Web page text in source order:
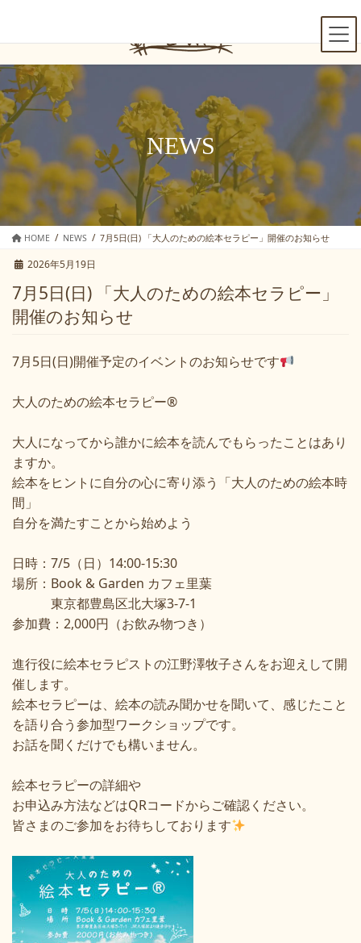
テ
ン
ツ
へ
ス
キ
ッ
プ
ゲ
ー
シ
ョ
ン
に
移
動
NEWS
HOME NEWS 7月5日(日) 「大人のための絵本セラピー」開催のお知らせ
2026年5月19日
7月5日(日) 「大人のための絵本セラピー」
開催のお知らせ
7月5日(日)開催予定のイベントのお知らせです
大人のための絵本セラピー®
大人になってから誰かに絵本を読んでもらったことはあり
ますか。
絵本をヒントに自分の心に寄り添う「大人のための絵本時
間」
自分を満たすことから始めよう
日時：7/5（日）14:00-15:30
場所：Book & Garden カフェ里葉
東京都豊島区北大塚3-7-1
参加費：2,000円（お飲み物つき）
進行役に絵本セラピストの江野澤牧子さんをお迎えして開
催します。
絵本セラピーは、絵本の読み聞かせを聞いて、感じたこと
を語り合う参加型ワークショップです。
お話を聞くだけでも構いません。
絵本セラピーの詳細や
お申込み方法などはQRコードからご確認ください。
皆さまのご参加をお待ちしております